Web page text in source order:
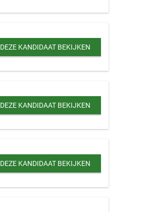
DEZE KANDIDAAT BEKIJKEN
DEZE KANDIDAAT BEKIJKEN
DEZE KANDIDAAT BEKIJKEN